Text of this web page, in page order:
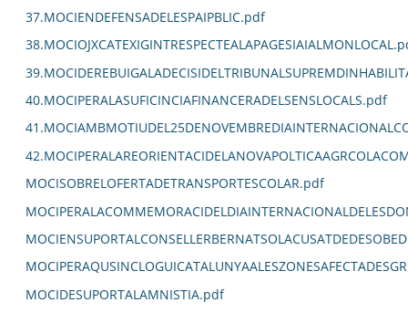
37.MOCIENDEFENSADELESPAIPBLIC.pdf
40.MOCIPERALASUFICINCIAFINANCERADELSENSLOCALS.pdf
MOCISOBRELOFERTADETRANSPORTESCOLAR.pdf
MOCIDESUPORTALAMNISTIA.pdf